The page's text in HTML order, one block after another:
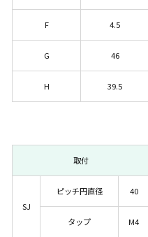
F 4.5
G 46
H 39.5
取付
SJ
ピッチ円直径 40
タップ M4